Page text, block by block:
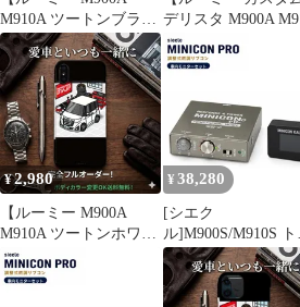
M910A ツートンブラッ
ク 】iPhone スマホケー
ス iPhone17 iPhone17e
iPhone17Pro
iPhone17ProMax
iPhoneAir iPhone16
iPhone16e 対応
デリスタ M900A
ツートンホワイト 】
iPhone スマホケース
iPhone17Pro
iPhone17ProMax対応
¥2,980
【ルーミー M900A
M910A ツートンホワイ
ト 】iPhone スマホケー
ス iPhone17 iPhone17e
¥ 38,280
[シエク
ル]M900S/M910S ト
ル_1KR-
～)用ミニコンプロ
MINICON PRO＋車